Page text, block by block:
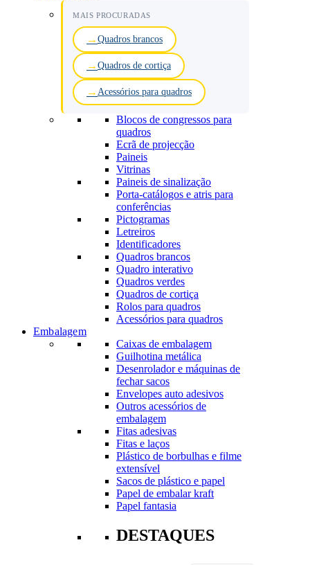
MAIS PROCURADAS
Quadros brancos
Quadros de cortiça
Acessórios para quadros
Blocos de congressos para
quadros
Ecrã de projecção
Paineis
Vitrinas
Paineis de sinalização
Porta-catálogos e atris para
conferências
Pictogramas
Letreiros
Identificadores
Quadros brancos
Quadro interativo
Quadros verdes
Quadros de cortiça
Rolos para quadros
Acessórios para quadros
Embalagem
Caixas de embalagem
Guilhotina metálica
Desenrolador e máquinas de
fechar sacos
Envelopes auto adesivos
Outros acessórios de
embalagem
Fitas adesivas
Fitas e laços
Plástico de borbulhas e filme
extensível
Sacos de plástico e papel
Papel de embalar kraft
Papel fantasia
DESTAQUES